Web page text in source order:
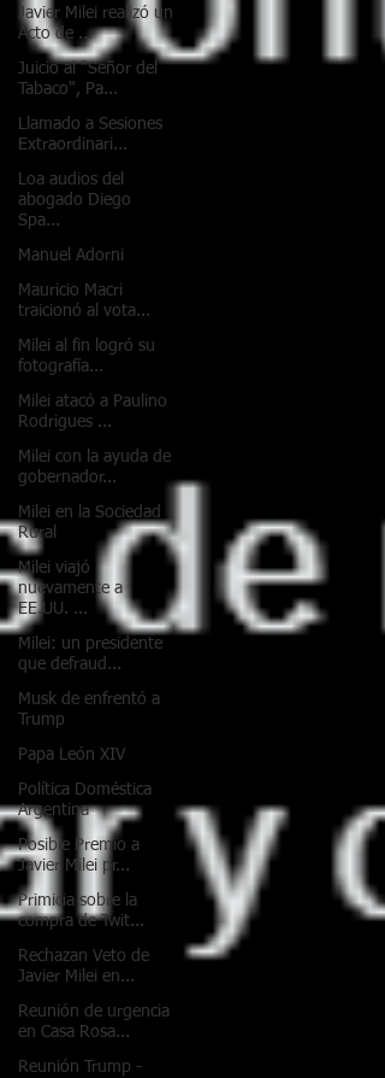
Javier Milei realizó un
Acto de ...
Juicio al "Señor del
Tabaco", Pa...
Llamado a Sesiones
Extraordinari...
Loa audios del
abogado Diego
Spa...
Manuel Adorni
Mauricio Macri
traicionó al vota...
Milei al fin logró su
fotografía...
Milei atacó a Paulino
Rodrigues ...
Milei con la ayuda de
gobernador...
Milei en la Sociedad
Rural
Milei viajó
nuevamente a
EE.UU. ...
Milei: un presidente
que defraud...
Musk de enfrentó a
Trump
Papa León XIV
Política Doméstica
Argentina
Posible Premio a
Javier Milei pr...
Primicia sobre la
compra de Twit...
Rechazan Veto de
Javier Milei en...
Reunión de urgencia
en Casa Rosa...
Reunión Trump -